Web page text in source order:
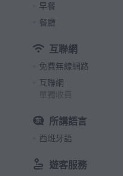
早餐
餐廳
互聯網
免費無線網路
互聯網
單獨收費
所講語言
西班牙語
遊客服務